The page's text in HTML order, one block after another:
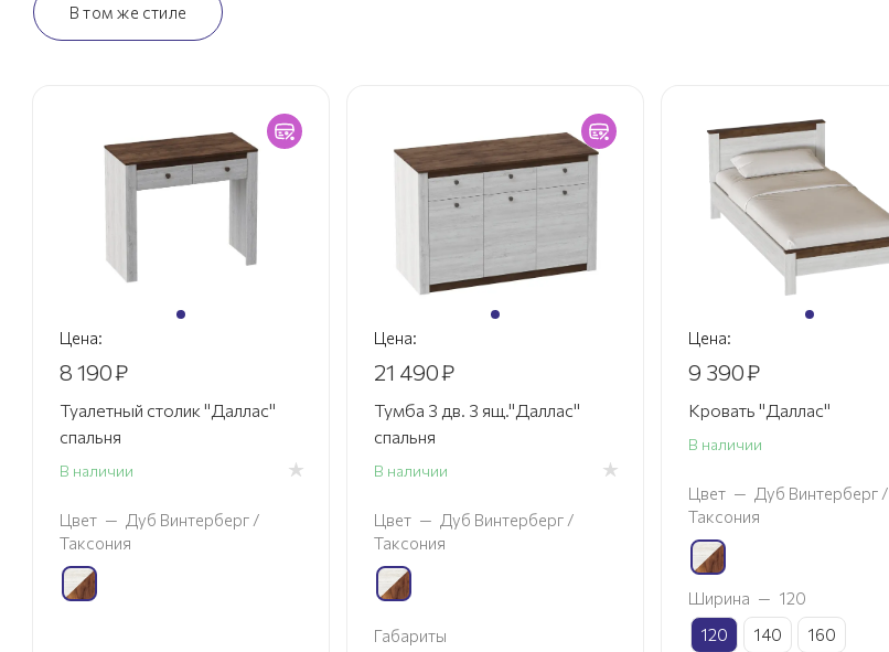
В том же стиле
Цена:
8 190₽
Туалетный столик "Даллас"
спальня
В наличии
Цвет — Дуб Винтерберг /
Таксония
Цена:
21 490₽
Тумба 3 дв. 3 ящ."Даллас"
спальня
В наличии
Цвет — Дуб Винтерберг /
Таксония
Габариты
Цена:
9 390₽
Кровать "Даллас"
В наличии
Цвет — Дуб Винтерберг /
Таксония
Ширина — 120
120
140 160